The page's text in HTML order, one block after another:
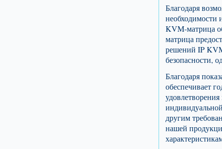
Благодаря
необходимости
KVM-матрица
матрица
решений IP
безопасности,
Благодаря
обеспечивает
другим
нашей